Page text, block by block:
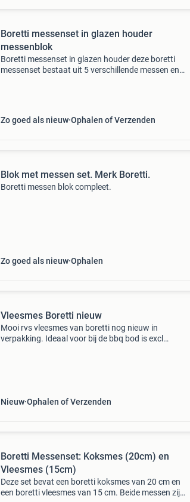
Boretti messenset in glazen houder
messenblok
Boretti messenset in glazen houder deze boretti
messenset bestaat uit 5 verschillende messen en
Zo goed als nieuw Ophalen of Verzenden
Blok met messen set. Merk Boretti.
Boretti messen blok compleet.
Zo goed als nieuw Ophalen
Vleesmes Boretti nieuw
Mooi rvs vleesmes van boretti nog nieuw in
verpakking. Ideaal voor bij de bbq bod is excl
Nieuw Ophalen of Verzenden
Boretti Messenset: Koksmes (20cm) en
Vleesmes (15cm)
Deze set bevat een boretti koksmes van 20 cm en
een boretti vleesmes van 15 cm. Beide messen zijn